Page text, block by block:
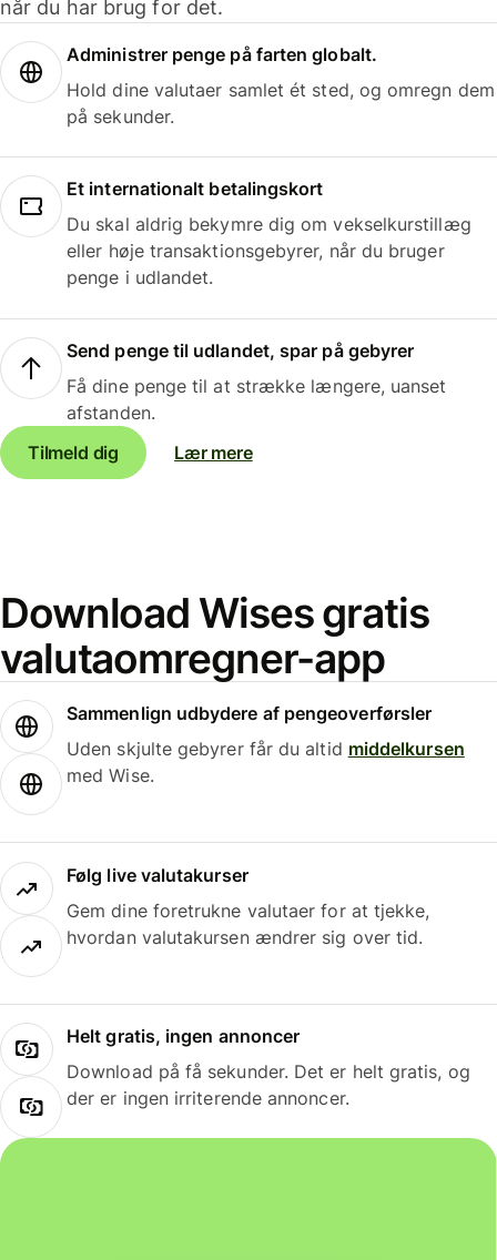
når du har brug for det.
Administrer penge på farten globalt.
Hold dine valutaer samlet ét sted, og omregn dem
på sekunder.
Et internationalt betalingskort
Du skal aldrig bekymre dig om vekselkurstillæg
eller høje transaktionsgebyrer, når du bruger
penge i udlandet.
Send penge til udlandet, spar på gebyrer
Få dine penge til at strække længere, uanset
afstanden.
Tilmeld dig
Lær mere
Download Wises gratis
valutaomregner-app
Sammenlign udbydere af pengeoverførsler
Uden skjulte gebyrer får du altid middelkursen
med Wise.
Følg live valutakurser
Gem dine foretrukne valutaer for at tjekke,
hvordan valutakursen ændrer sig over tid.
Helt gratis, ingen annoncer
Download på få sekunder. Det er helt gratis, og
der er ingen irriterende annoncer.